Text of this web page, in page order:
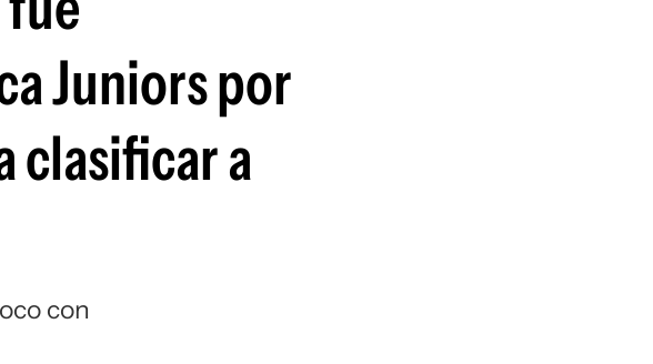
Siguenos en:
Juniors por
clasificar a
con